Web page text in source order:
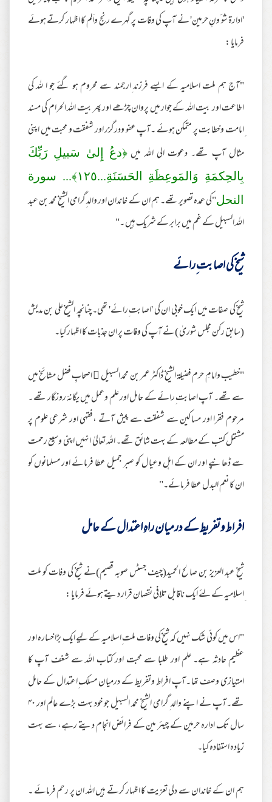
'ادارة شو ٴونِ حرمین' نے آپ کی وفات پر گہرے رنج واَلم کا اظہار کرتے ہوئے
فرمایا :
"آج ہم ملت اسلامیہ کے ایسے فرزند ِارجمند سے محروم ہو گئے جو ا للہ کی
اطاعت اور بیت اللہ کے جوار میں پروان چڑھے اور پھر بیت اللہ الحرام کی مسند
ِامامت وخطابت پر متمکن ہوئے ۔آپ عفو ودرگزر اور شفقت و محبت میں اپنی
مثال آپ تھے۔ دعوت الی اللہ میں﴿دعُ إِلىٰ سَبيلِ رَ‌بِّكَ
بِالحِكمَةِ وَالمَوعِظَةِ الحَسَنَةِ...١٢٥﴾... سورة
النحل"کی عمدہ تصویر تھے۔ ہم ان کے خاندان اور والد ِگرامی الشیخ محمد بن عبد
اللہ السبیل کے غم میں برابر کے شریک ہیں ۔"
شیخ کی اصابت ِرائے
شیخ کی صفات میں ایک خوبی ان کی 'اصابت ِرائے' تھی۔ چنانچہ الشیخ علی بن مدیش
(سابق رکن مجلس شوریٰ )نے آپ کی وفات پر ان جذبات کا اظہار کیا۔
"خطیب وامامِ حرم فضیلة الشیخ ڈاکٹر عمر بن محمد السبیل  اصحابِ فضل مشائخ میں
سے تھے۔ آپ اصابت ِرائے کے حامل اور علم وعمل میں یگانہٴ روزگار تھے ۔
مرحوم فقرا اور مساکین سے شفقت سے پیش آتے ،فقہی اور شرعی علوم پر
مشتمل کتب کے مطالعہ کے بہت شائق تھے۔ اللہ تعالیٰ انہیں اپنی وسیع رحمت
سے ڈھانپے اور ان کے اہل وعیال کو صبر جمیل عطا فرمائے اور مسلمانوں کو
ان کا نعم البدل عطا فرمائے۔"
افراط وتفریط کے درمیان راہِ اعتدال کے حامل
شیخ عبد العزیز بن صالح الحمید(چیف جسٹس صوبہ قصیم)نے شیخ کی وفات کو ملت
ِاسلامیہ کے لئے ایک ناقابل تلافی نقصان قرار دیتے ہوئے فرمایا :
"اس میں کوئی شک نہیں کہ شیخ کی وفات ملت ِاسلامیہ کے لیے ایک بڑا خسارہ اور
عظیم حادثہ ہے۔ علم اور طلبا سے محبت اور کتاب اللہ سے شغف آپ کا
امتیازی وصف تھا ۔آپ افراط وتفریط کے درمیان مسلک ِاعتدال کے حامل
تھے۔آپ نے اپنے والد ِگرامی الشیخ محمد السبیل جو خود بہت بڑے عالم اور ۴۰
سال تک ادارہ حرمین کے چیئر مین کے فرائض انجام دیتے رہے، سے بہت
زیادہ استفادہ کیا۔
ہم ان کے خاندان سے دلی تعزیت کا اظہار کرتے ہیں اللہ ان پر رحم فرمائے ۔